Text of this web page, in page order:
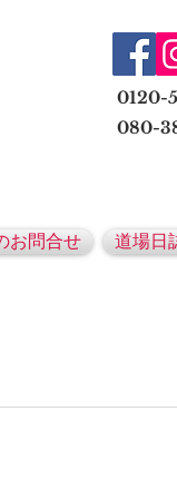
0120-
080-
お問合せ 道場日